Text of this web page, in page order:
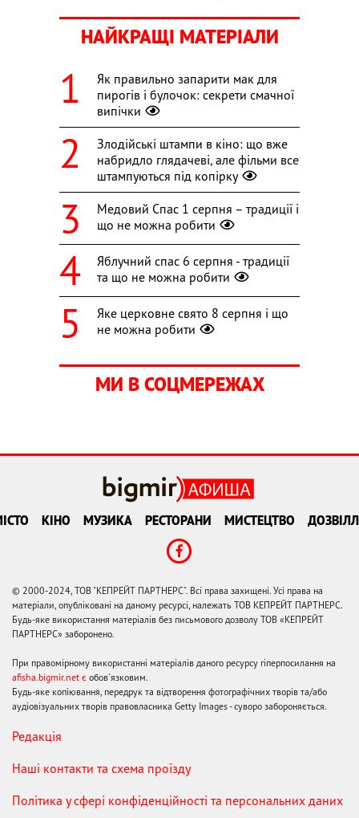
НАЙКРАЩІ МАТЕРІАЛИ
Як правильно запарити мак для
пирогів і булочок: секрети смачної
випічки
Злодійські штампи в кіно: що вже
набридло глядачеві, але фільми все
штампуються під копірку
Медовий Спас 1 серпня – традиції і
що не можна робити
Яблучний спас 6 серпня - традиції
та що не можна робити
Яке церковне свято 8 серпня і що
не можна робити
МИ В СОЦМЕРЕЖАХ
КІНО МУЗИКА РЕСТОРАНИ МИСТЕЦТВО
© 2000-2024, ТОВ "КЕПРЕЙТ ПАРТНЕРС". Всі права захищені. Усі права на
матеріали, опубліковані на даному ресурсі, належать ТОВ КЕПРЕЙТ ПАРТНЕРС.
Будь-яке використання матеріалів без письмового дозволу ТОВ «КЕПРЕЙТ
ПАРТНЕРС» заборонено.
При правомірному використанні матеріалів даного ресурсу гіперпосилання на
afisha.bigmir.net є обов'язковим.
Будь-яке копіювання, передрук та відтворення фотографічних творів та/або
аудіовізуальних творів правовласника Getty Images - суворо забороняється.
Редакція
Наші контакти та схема проїзду
Політика у сфері конфіденційності та персональних даних